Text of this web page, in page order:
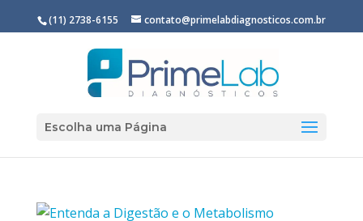
(11) 2738-6155 contato@primelabdiagnosticos.com.br
Escolha uma Página